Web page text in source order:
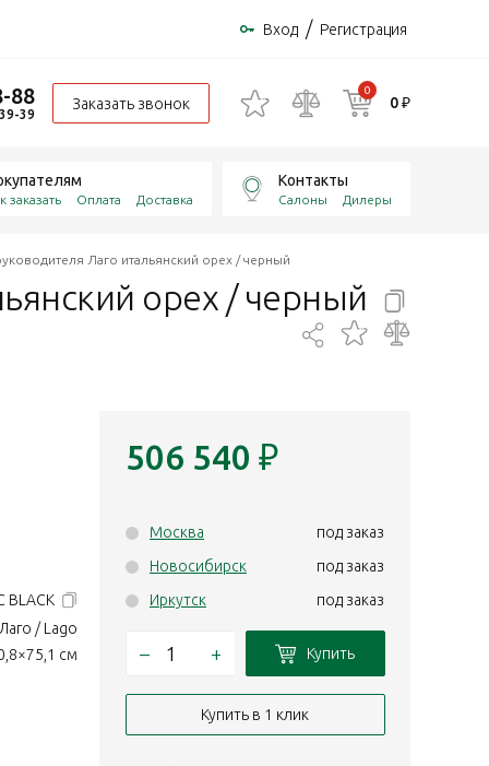
Вход / Регистрация
88
39
Заказать звонок
0
0 ₽
заказать Оплата Доставка
Контакты
Салоны Дилеры
Лаго итальянский орех / черный
орех /черный
BLACK
/ Lago
см
506 540 ₽
Москва
под заказ
Новосибирск
под заказ
Иркутск
под заказ
– + Купить
Купить в 1 клик